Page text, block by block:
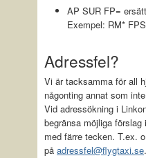
AP SUR FP=
Exempel: RM*
Adressfel?
Vi är tacksamma för all
någonting annat som
Vid adressökning i
begränsa möjliga
med färre tecken. T.ex.
på adressfel@flygtaxi.se.